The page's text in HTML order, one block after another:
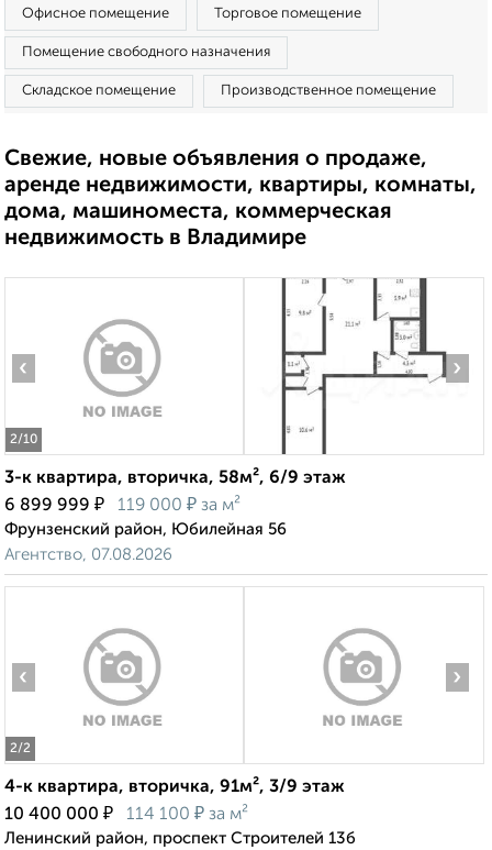
Офисное помещение Торговое помещение
Помещение свободного назначения
Складское помещение Производственное помещение
Свежие, новые объявления о продаже,
аренде недвижимости, квартиры, комнаты,
дома, машиноместа, коммерческая
недвижимость в Владимире
2/10
‹ ›
3-к квартира, вторичка, 58м², 6/9 этаж
6 899 999 ₽ 119 000 ₽ за м²
Фрунзенский район, Юбилейная 56
Агентство, 07.08.2026
2/2
‹ ›
4-к квартира, вторичка, 91м², 3/9 этаж
10 400 000 ₽ 114 100 ₽ за м²
Ленинский район, проспект Строителей 13б